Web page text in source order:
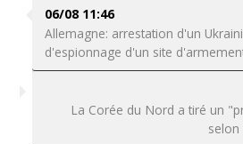
06/08 11:46
Allemagne: arrestation d'un
d'espionnage d'un site
La Corée du Nord a tiré un